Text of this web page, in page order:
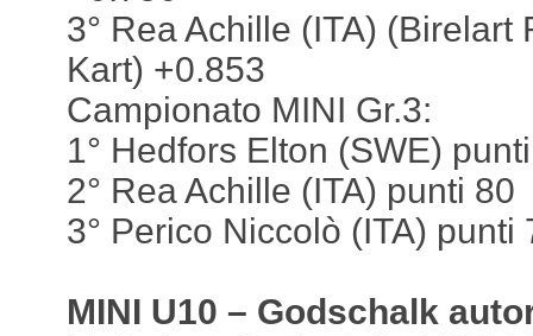
3° Rea Achille (ITA) (Birelart
Kart) +0.853
Campionato MINI Gr.3:
1° Hedfors Elton (SWE)
2° Rea Achille (ITA) punti 80
3° Perico Niccolò (ITA) punti
MINI U10 – Godschalk